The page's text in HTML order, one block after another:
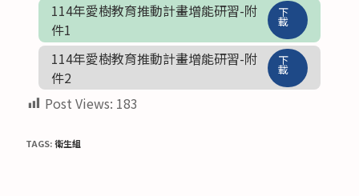
114年愛樹教育推動計畫增能研習-附
件1
下
載
114年愛樹教育推動計畫增能研習-附
件2
下
載
Post Views: 183
TAGS:衛生組